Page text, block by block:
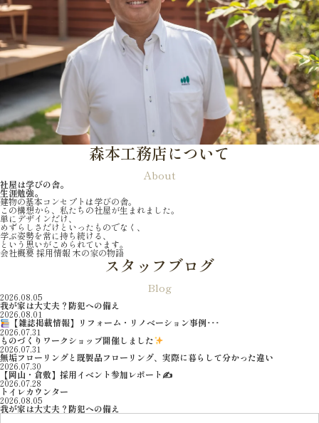
森本工務店について
About
社屋は学びの舎。
生涯勉強。
建物の基本コンセプトは学びの舎。
この構想から、私たちの社屋が生まれました。
単にデザインだけ、
めずらしさだけといったものでなく、
学ぶ姿勢を常に持ち続ける、
という思いがこめられています。
会社概要 採用情報 木の家の物語
スタッフブログ
Blog
2026.08.05
我が家は大丈夫？防犯への備え
2026.08.01
【雑誌掲載情報】リフォーム・リノベーション事例･･･
2026.07.31
ものづくりワークショップ開催しました
2026.07.31
無垢フローリングと既製品フローリング、実際に暮らして分かった違い
2026.07.30
【岡山・倉敷】採用イベント参加レポート✍
2026.07.28
トイレカウンター
2026.08.05
我が家は大丈夫？防犯への備え